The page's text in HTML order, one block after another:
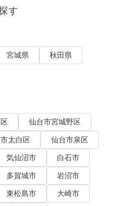
す
宮城県
秋田県
仙台市宮城野区
太白区
仙台市泉区
気仙沼市
白石市
多賀城市
岩沼市
東松島市
大崎市